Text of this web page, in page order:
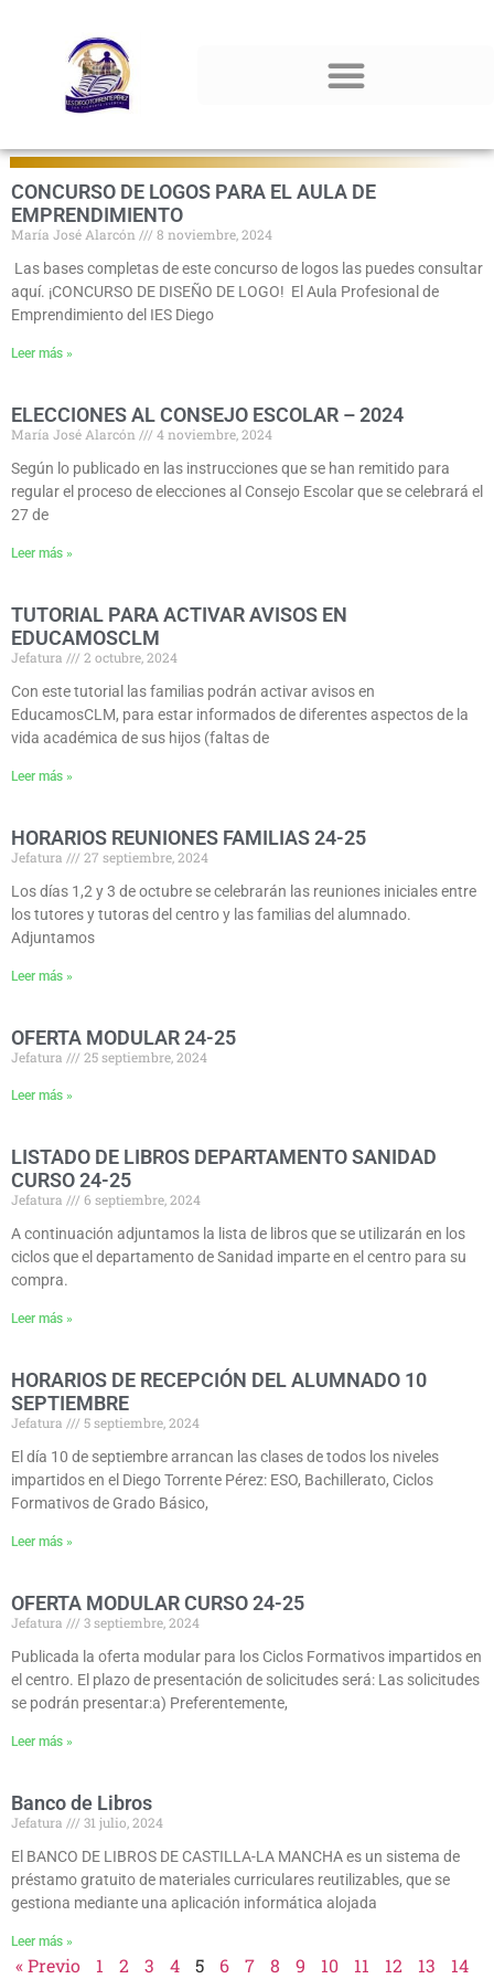
Resumen de noticias
CONCURSO DE LOGOS PARA EL AULA DE
EMPRENDIMIENTO
María José Alarcón
8 noviembre, 2024
Las bases completas de este concurso de logos las puedes consultar
aquí. ¡CONCURSO DE DISEÑO DE LOGO! El Aula Profesional de
Emprendimiento del IES Diego
Leer más »
ELECCIONES AL CONSEJO ESCOLAR – 2024
María José Alarcón
4 noviembre, 2024
Según lo publicado en las instrucciones que se han remitido para
regular el proceso de elecciones al Consejo Escolar que se celebrará el
27 de
Leer más »
TUTORIAL PARA ACTIVAR AVISOS EN
EDUCAMOSCLM
Jefatura
2 octubre, 2024
Con este tutorial las familias podrán activar avisos en
EducamosCLM, para estar informados de diferentes aspectos de la
vida académica de sus hijos (faltas de
Leer más »
HORARIOS REUNIONES FAMILIAS 24-25
Jefatura
27 septiembre, 2024
Los días 1,2 y 3 de octubre se celebrarán las reuniones iniciales entre
los tutores y tutoras del centro y las familias del alumnado.
Adjuntamos
Leer más »
OFERTA MODULAR 24-25
Jefatura 25 septiembre, 2024
Leer más »
LISTADO DE LIBROS DEPARTAMENTO SANIDAD
CURSO 24-25
Jefatura
6 septiembre, 2024
A continuación adjuntamos la lista de libros que se utilizarán en los
ciclos que el departamento de Sanidad imparte en el centro para su
compra.
Leer más »
HORARIOS DE RECEPCIÓN DEL ALUMNADO 10
SEPTIEMBRE
Jefatura
5 septiembre, 2024
El día 10 de septiembre arrancan las clases de todos los niveles
impartidos en el Diego Torrente Pérez: ESO, Bachillerato, Ciclos
Formativos de Grado Básico,
Leer más »
OFERTA MODULAR CURSO 24-25
Jefatura
3 septiembre, 2024
Publicada la oferta modular para los Ciclos Formativos impartidos en
el centro. El plazo de presentación de solicitudes será: Las solicitudes
se podrán presentar:a) Preferentemente,
Leer más »
Banco de Libros
Jefatura
31 julio, 2024
El BANCO DE LIBROS DE CASTILLA-LA MANCHA es un sistema de
préstamo gratuito de materiales curriculares reutilizables, que se
gestiona mediante una aplicación informática alojada
Leer más »
« Previo 1 2 3 4 5 6 7 8 9 10 11 12 13 14